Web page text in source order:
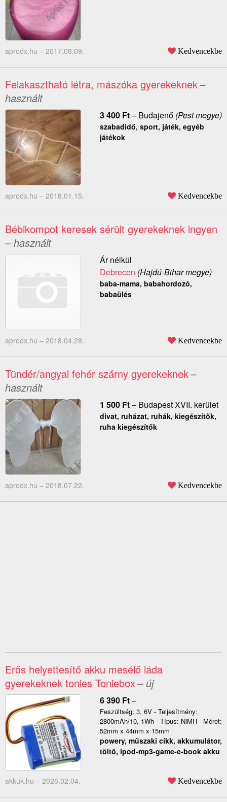
aprodx.hu – 2017.08.09. Kedvencekbe
Felakasztható létra, mászóka gyerekeknek–
használt
3 400 Ft– Budajenő(Pest megye)
szabadidő, sport, játék, egyéb
játékok
aprodx.hu – 2018.01.15. Kedvencekbe
Bébikompot keresek sérült gyerekeknek ingyen
– használt
Ár nélkül
Debrecen (Hajdú-Bihar megye)
baba-mama, babahordozó,
babaülés
aprodx.hu – 2018.04.28. Kedvencekbe
Tündér/angyal fehér szárny gyerekeknek–
használt
1 500 Ft– Budapest XVII. kerület
divat, ruházat, ruhák, kiegészítők,
ruha kiegészítők
aprodx.hu – 2018.07.22. Kedvencekbe
Erős helyettesítő akku mesélő láda
gyerekeknek tonies Toniebox– új
6 390 Ft–
Feszültség: 3, 6V - Teljesítmény:
2800mAh/10, 1Wh - Típus: NiMH - Méret:
52mm x 44mm x 15mm
powery, műszaki cikk, akkumulátor,
töltő, ipod-mp3-game-e-book akku
akkuk.hu – 2026.02.04. Kedvencekbe